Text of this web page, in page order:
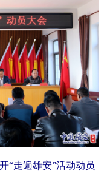
“走遍雄安”活动动员